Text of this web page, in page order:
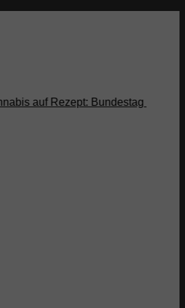
auf Rezept: Bundestag streicht